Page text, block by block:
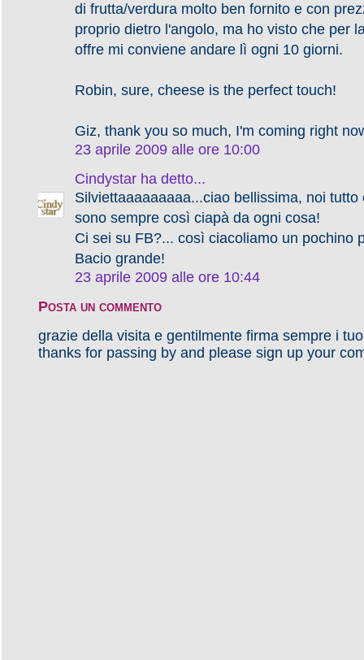
di frutta/verdura molto ben fornito e con
proprio dietro l'angolo, ma ho visto che per
offre mi conviene andare lì ogni 10 giorni.
Robin, sure, cheese is the perfect touch!
Giz, thank you so much, I'm coming right
23 aprile 2009 alle ore 10:00
Cindystar ha detto...
Silviettaaaaaaaaa...ciao bellissima, noi tutto
sono sempre così ciapà da ogni cosa!
Ci sei su FB?... così ciacoliamo un pochino
Bacio grande!
23 aprile 2009 alle ore 10:44
Posta un commento
grazie della visita e gentilmente firma sempre i
thanks for passing by and please sign up your